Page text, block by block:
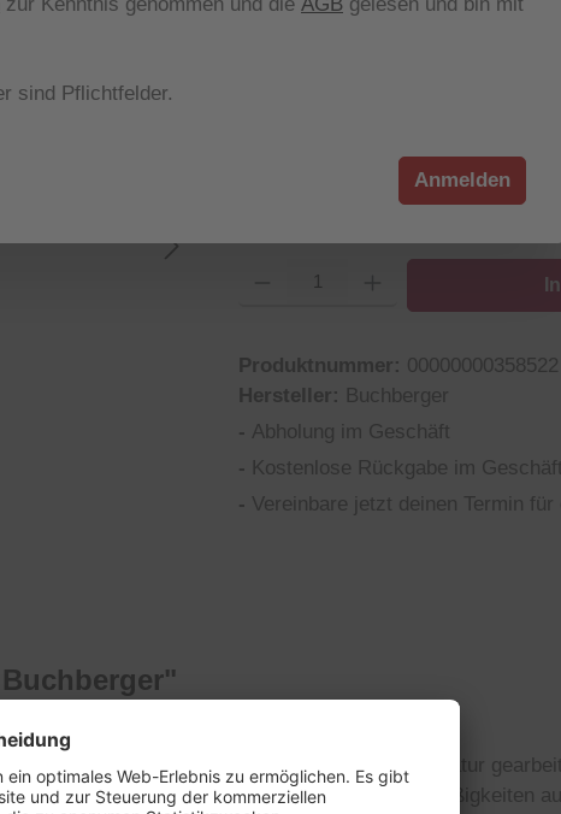
auswählen
Produktnummer: 00000000358522
Hersteller: Buchberger
- Abholung im Geschäft
- Kostenlose Rückgabe im Geschäft
- Vereinbare jetzt deinen Termin
und mit einer erhabenen Reliefstickerei in Natur
Naturmaterial ist, weißt es manche Unregelmäßigkeiten
sind Pflichtfelder.
Anmelden